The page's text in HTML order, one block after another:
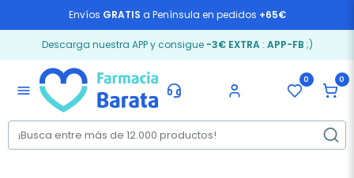
Envíos GRATIS a Península en pedidos +65€
Descarga nuestra APP y consigue -3€ EXTRA: APP-FB ;)
menu
0 0